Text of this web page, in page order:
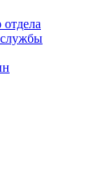
службы